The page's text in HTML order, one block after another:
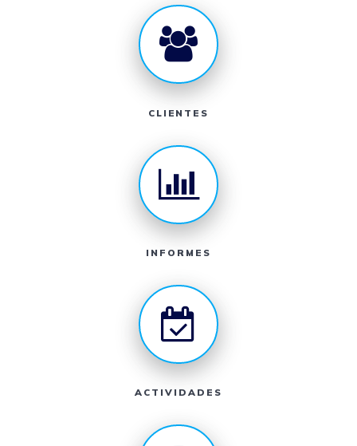
CLIENTES
INFORMES
ACTIVIDADES